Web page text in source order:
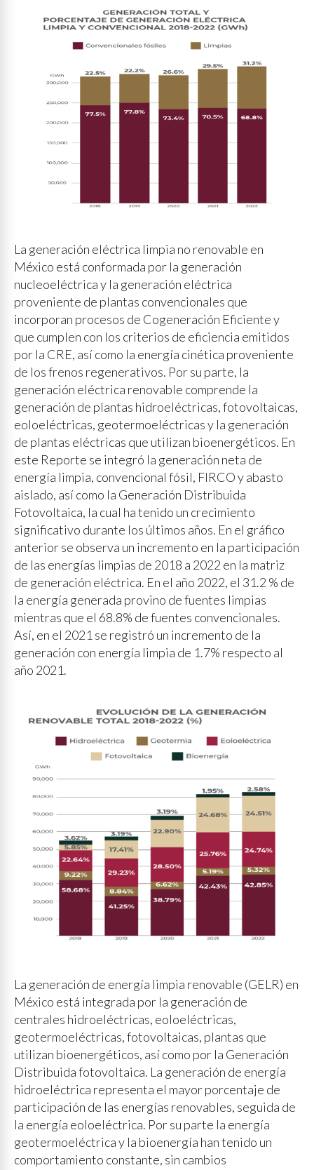
La generación eléctrica limpia no renovable en
México está conformada por la generación
nucleoeléctrica y la generación eléctrica
proveniente de plantas convencionales que
incorporan procesos de Cogeneración Eficiente y
que cumplen con los criterios de eficiencia emitidos
por la CRE, así como la energía cinética proveniente
de los frenos regenerativos. Por su parte, la
generación eléctrica renovable comprende la
generación de plantas hidroeléctricas, fotovoltaicas,
eoloeléctricas, geotermoeléctricas y la generación
de plantas eléctricas que utilizan bioenergéticos. En
este Reporte se integró la generación neta de
energía limpia, convencional fósil, FIRCO y abasto
aislado, así como la Generación Distribuida
Fotovoltaica, la cual ha tenido un crecimiento
significativo durante los últimos años. En el gráfico
anterior se observa un incremento en la participación
de las energías limpias de 2018 a 2022 en la matriz
de generación eléctrica. En el año 2022, el 31.2 % de
la energía generada provino de fuentes limpias
mientras que el 68.8% de fuentes convencionales.
Así, en el 2021 se registró un incremento de la
generación con energía limpia de 1.7% respecto al
año 2021.
La generación de energía limpia renovable (GELR) en
México está integrada por la generación de
centrales hidroeléctricas, eoloeléctricas,
geotermoeléctricas, fotovoltaicas, plantas que
utilizan bioenergéticos, así como por la Generación
Distribuida fotovoltaica. La generación de energía
hidroeléctrica representa el mayor porcentaje de
participación de las energías renovables, seguida de
la energía eoloeléctrica. Por su parte la energía
geotermoeléctrica y la bioenergía han tenido un
comportamiento constante, sin cambios